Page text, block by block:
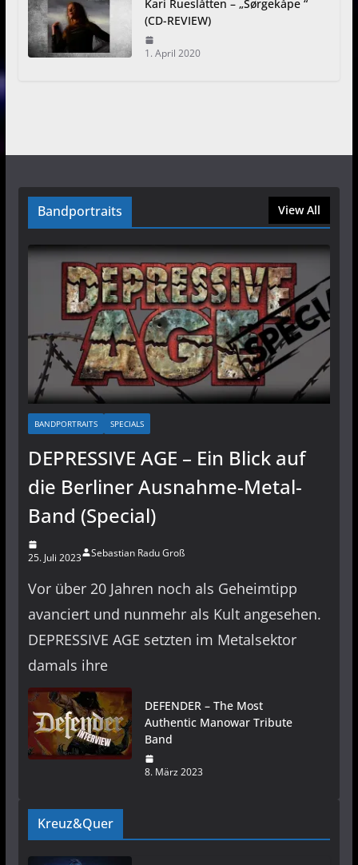
Kari Rueslåtten – „Sørgekåpe “
(CD-REVIEW)
1. April 2020
Bandportraits View All
BANDPORTRAITS SPECIALS
DEPRESSIVE AGE – Ein Blick auf
die Berliner Ausnahme-Metal-
Band (Special)
25. Juli 2023 Sebastian Radu Groß
Vor über 20 Jahren noch als Geheimtipp
avanciert und nunmehr als Kult angesehen.
DEPRESSIVE AGE setzten im Metalsektor
damals ihre
DEFENDER – The Most
Authentic Manowar Tribute
Band
8. März 2023
Kreuz&Quer